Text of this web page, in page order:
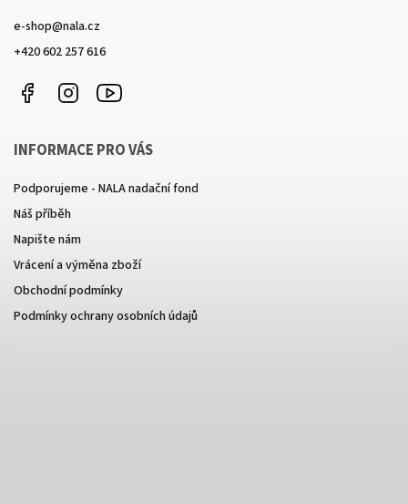
e-shop@nala.cz
+420 602 257 616
Facebook Instagram
INFORMACE PRO VÁS
Podporujeme - NALA nadační fond
Náš příběh
Napište nám
Vrácení a výměna zboží
Obchodní podmínky
Podmínky ochrany osobních údajů